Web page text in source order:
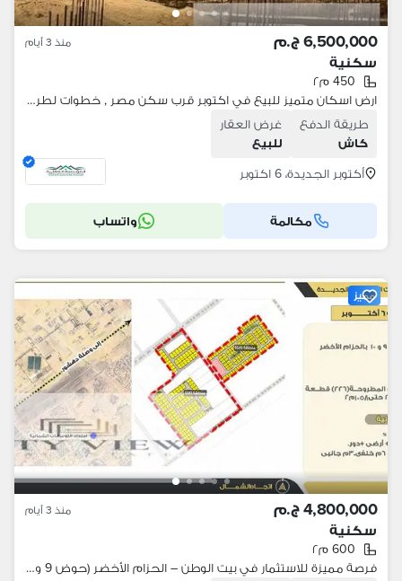
6,500,000 ج.م منذ 3 أيام
سكنية
450 م٢
ارض اسكان متميز للبيع في اكتوبر قرب سكن مصر , خطوات لطريق الواحات
طريقة الدفع
كاش
غرض العقار
للبيع
أكتوبر الجديدة، 6 اكتوبر
مكالمة واتساب
مميز
4,800,000 ج.م منذ 3 أيام
سكنية
600 م٢
فرصة مميزة للاستثمار في بيت الوطن – الحزام الأخضر (حوض 9 و10)